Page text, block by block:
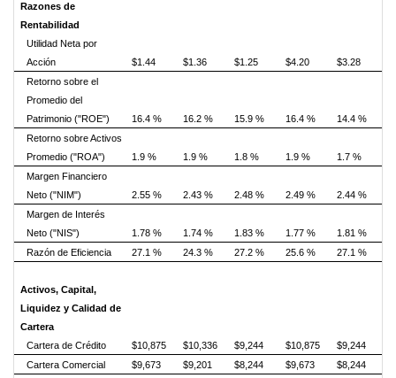
Razones de
Rentabilidad
Utilidad Neta por
Acción
$1.44 $1.36 $1.25 $4.20
$3.28
Retorno sobre el
Promedio del
Patrimonio ("ROE")
16.4 % 16.2 % 15.9 % 16.4 %
14.4 %
Retorno sobre Activos
Promedio ("ROA")
1.9 % 1.9 % 1.8 % 1.9 %
1.7 %
Margen Financiero
Neto ("NIM")
2.55 % 2.43 % 2.48 % 2.49 %
2.44 %
Margen de Interés
Neto ("NIS")
1.78 % 1.74 % 1.83 % 1.77 %
1.81 %
Razón de Eficiencia
27.1 % 24.3 % 27.2 % 25.6 % 27.1 %
Activos, Capital,
Liquidez y Calidad de
Cartera
Cartera de Crédito
$10,875 $10,336 $9,244 $10,875
$9,244
Cartera Comercial
$9,673 $9,201 $8,244 $9,673
$8,244